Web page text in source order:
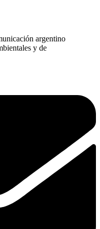
argentino
y de